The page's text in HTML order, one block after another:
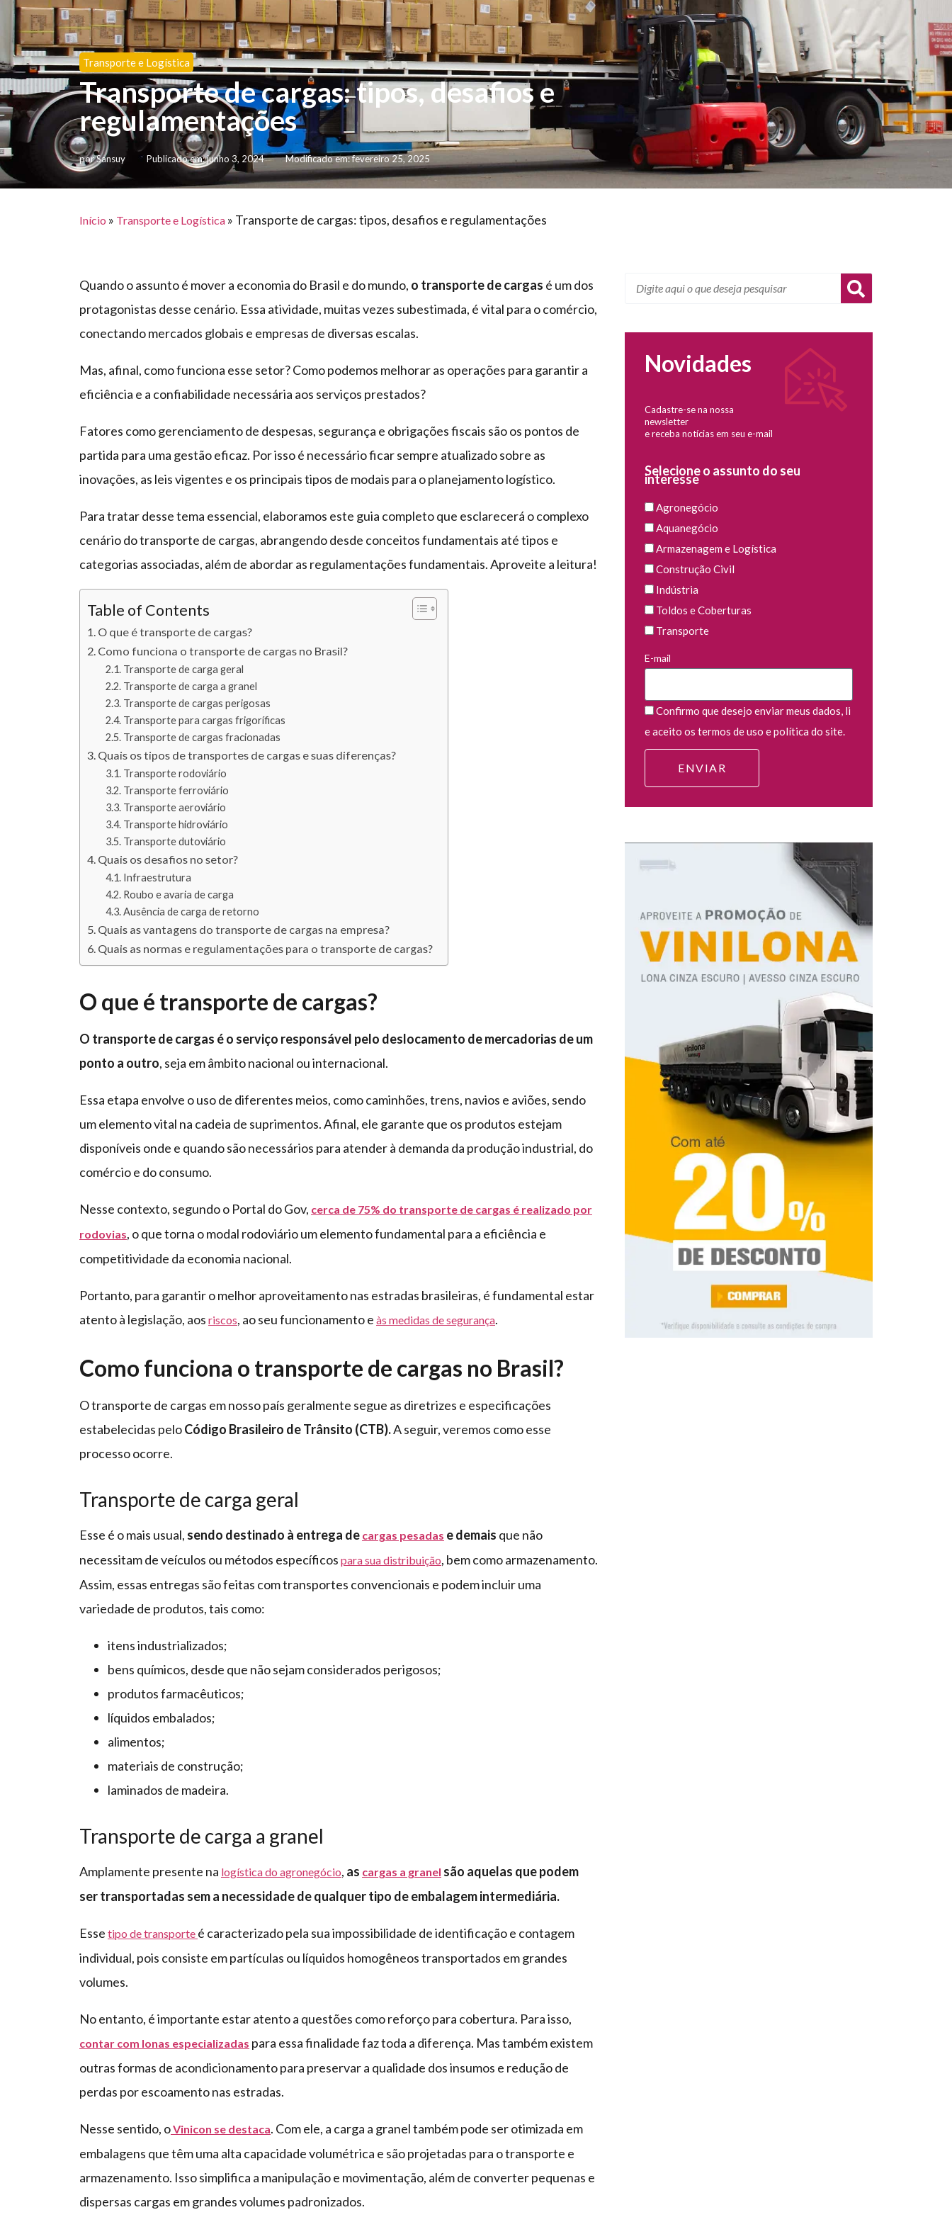
Transporte e Logística
Transporte de cargas: tipos, desafios e
regulamentações
porSansuy Publicado em:junho 3, 2024 Modificado em: fevereiro 25, 2025
Início » Transporte e Logística » Transporte de cargas: tipos, desafios e regulamentações
Quando o assunto é mover a economia do Brasil e do mundo, o transporte de cargas é um dos
protagonistas desse cenário. Essa atividade, muitas vezes subestimada, é vital para o comércio,
conectando mercados globais e empresas de diversas escalas.
Mas, afinal, como funciona esse setor? Como podemos melhorar as operações para garantir a
eficiência e a confiabilidade necessária aos serviços prestados?
Fatores como gerenciamento de despesas, segurança e obrigações fiscais são os pontos de
partida para uma gestão eficaz. Por isso é necessário ficar sempre atualizado sobre as
inovações, as leis vigentes e os principais tipos de modais para o planejamento logístico.
Para tratar desse tema essencial, elaboramos este guia completo que esclarecerá o complexo
cenário do transporte de cargas, abrangendo desde conceitos fundamentais até tipos e
categorias associadas, além de abordar as regulamentações fundamentais. Aproveite a leitura!
Table of Contents
O que é transporte de cargas?
Como funciona o transporte de cargas no Brasil?
Transporte de carga geral
Transporte de carga a granel
Transporte de cargas perigosas
Transporte para cargas frigoríficas
Transporte de cargas fracionadas
Quais os tipos de transportes de cargas e suas diferenças?
Transporte rodoviário
Transporte ferroviário
Transporte aeroviário
Transporte hidroviário
Transporte dutoviário
Quais os desafios no setor?
Infraestrutura
Roubo e avaria de carga
Ausência de carga de retorno
Quais as vantagens do transporte de cargas na empresa?
Quais as normas e regulamentações para o transporte de cargas?
O que é transporte de cargas?
O transporte de cargas é o serviço responsável pelo deslocamento de mercadorias de um
ponto a outro, seja em âmbito nacional ou internacional.
Essa etapa envolve o uso de diferentes meios, como caminhões, trens, navios e aviões, sendo
um elemento vital na cadeia de suprimentos. Afinal, ele garante que os produtos estejam
disponíveis onde e quando são necessários para atender à demanda da produção industrial, do
comércio e do consumo.
Nesse contexto, segundo o Portal do Gov, cerca de 75% do transporte de cargas é realizado por
rodovias, o que torna o modal rodoviário um elemento fundamental para a eficiência e
competitividade da economia nacional.
Portanto, para garantir o melhor aproveitamento nas estradas brasileiras, é fundamental estar
atento à legislação, aos riscos, ao seu funcionamento e às medidas de segurança.
Como funciona o transporte de cargas no Brasil?
O transporte de cargas em nosso país geralmente segue as diretrizes e especificações
estabelecidas peloCódigo Brasileiro de Trânsito (CTB).A seguir, veremos como esse
processo ocorre.
Transporte de carga geral
Esse é o mais usual, sendo destinado à entrega de cargas pesadas e demais que não
necessitam de veículos ou métodos específicos para sua distribuição, bem como armazenamento.
Assim, essas entregas são feitas com transportes convencionais e podem incluir uma
variedade de produtos, tais como:
itens industrializados;
bens químicos, desde que não sejam considerados perigosos;
produtos farmacêuticos;
líquidos embalados;
alimentos;
materiais de construção;
laminados de madeira.
Transporte de carga a granel
Amplamente presente na logística do agronegócio, as cargas a granel são aquelas que podem
ser transportadas sem a necessidade de qualquer tipo de embalagem intermediária.
Esse tipo de transporte é caracterizado pela sua impossibilidade de identificação e contagem
individual, pois consiste em partículas ou líquidos homogêneos transportados em grandes
volumes.
No entanto, é importante estar atento a questões como reforço para cobertura. Para isso,
contar com lonas especializadas para essa finalidade faz toda a diferença. Mas também existem
outras formas de acondicionamento para preservar a qualidade dos insumos e redução de
perdas por escoamento nas estradas.
Nesse sentido, oVinicon se destaca. Com ele, a carga a granel também pode ser otimizada em
embalagens que têm uma alta capacidade volumétrica e são projetadas para o transporte e
armazenamento. Isso simplifica a manipulação e movimentação, além de converter pequenas e
dispersas cargas em grandes volumes padronizados.
Novidades
Cadastre-se na nossa
newsletter
e receba notícias em seu e-mail
Selecione o assunto do seu
interesse
Agronegócio
Aquanegócio
Armazenagem e Logística
Construção Civil
Indústria
Toldos e Coberturas
Transporte
E-mail
Confirmo que desejo enviar meus dados, li
e aceito os termos de uso e política do site.